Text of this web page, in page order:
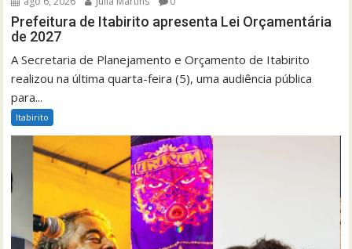
Prefeitura de Itabirito apresenta Lei Orçamentária
de 2027
A Secretaria de Planejamento e Orçamento de Itabirito
realizou na última quarta-feira (5), uma audiência pública
para...
Itabirito